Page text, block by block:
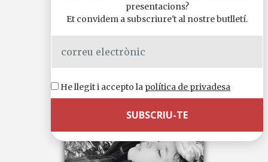
presentacions?
Et convidem a subscriure't al nostre butlletí.
He llegit i accepto la política de privadesa